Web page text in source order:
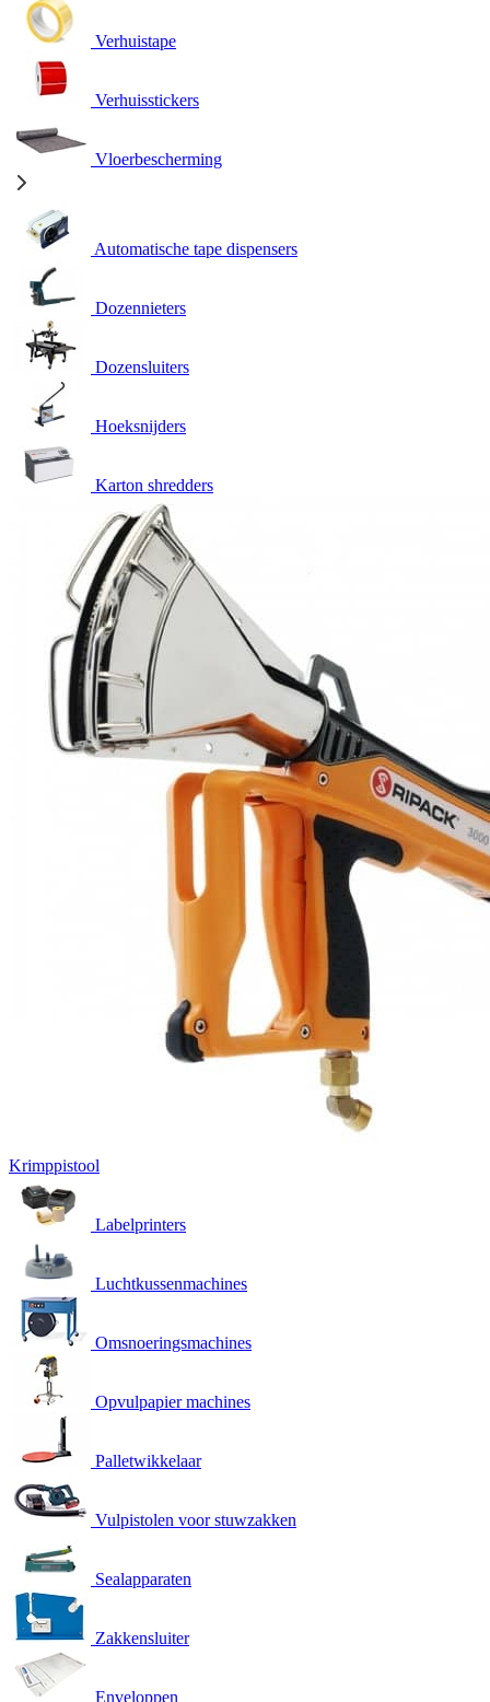
Verhuistape
Verhuisstickers
Vloerbescherming
Automatische tape dispensers
Dozennieters
Dozensluiters
Hoeksnijders
Karton shredders
Krimppistool
Labelprinters
Luchtkussenmachines
Omsnoeringsmachines
Opvulpapier machines
Palletwikkelaar
Vulpistolen voor stuwzakken
Sealapparaten
Zakkensluiter
Enveloppen